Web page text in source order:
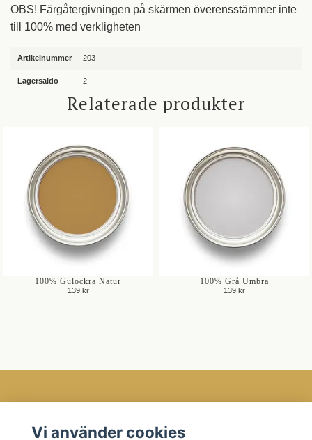
OBS! Färgåtergivningen på skärmen överensstämmer inte
till 100% med verkligheten
Artikelnummer 203
Lagersaldo 2
Relaterade produkter
100% Gulockra Natur
139 kr
100% Grå Umbra
139 kr
Vi använder cookies